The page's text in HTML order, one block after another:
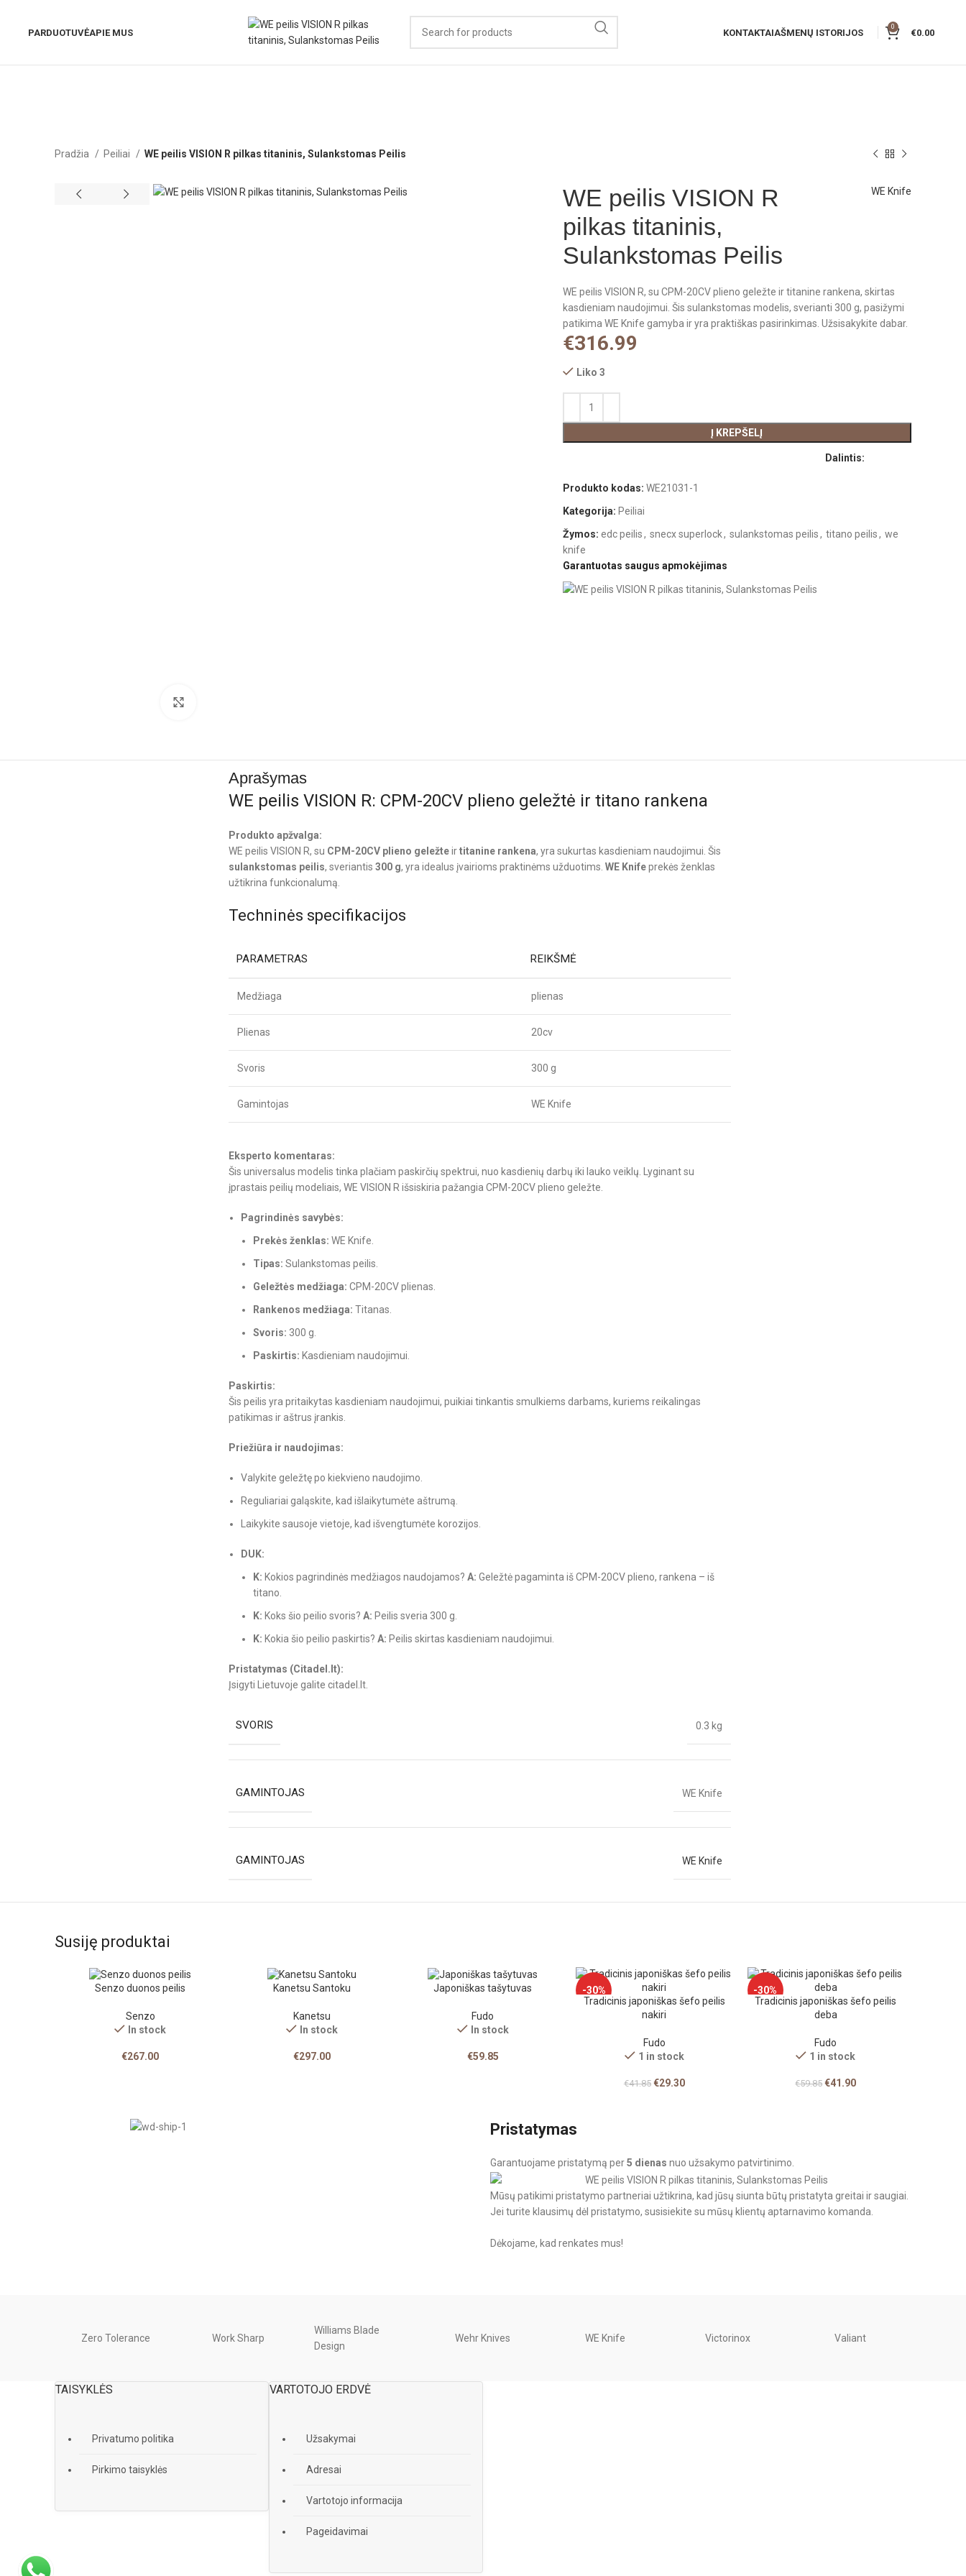
PARDUOTUVĖAPIE MUS KONTAKTAIAŠMENŲ ISTORIJOS
0
€0.00
Pradžia Peiliai WE peilis VISION R pilkas titaninis, Sulankstomas Peilis
WE peilis VISION R
pilkas titaninis,
Sulankstomas Peilis
WE Knife
WE peilis VISION R, su CPM-20CV plieno geležte ir titanine rankena, skirtas
kasdieniam naudojimui. Šis sulankstomas modelis, sverianti 300 g, pasižymi
patikima WE Knife gamyba ir yra praktiškas pasirinkimas. Užsisakykite dabar.
€316.99
Liko 3
Į KREPŠELĮ
Dalintis:
Produkto kodas: WE21031-1
Kategorija: Peiliai
Žymos: edc peilis, snecx superlock, sulankstomas peilis, titano peilis, we
knife
Garantuotas saugus apmokėjimas
Aprašymas
WE peilis VISION R: CPM-20CV plieno geležtė ir titano rankena
Produkto apžvalga:
WE peilis VISION R, su CPM-20CV plieno geležteirtitanine rankena, yra sukurtas kasdieniam naudojimui. Šis
sulankstomas peilis, sveriantis300 g, yra idealus įvairioms praktinėms užduotims.WE Knifeprekės ženklas
užtikrina funkcionalumą.
Techninės specifikacijos
PARAMETRAS REIKŠMĖ
Medžiaga plienas
Plienas 20cv
Svoris 300 g
Gamintojas WE Knife
Eksperto komentaras:
Šis universalus modelis tinka plačiam paskirčių spektrui, nuo kasdienių darbų iki lauko veiklų. Lyginant su
įprastais peilių modeliais, WE VISION R išsiskiria pažangia CPM-20CV plieno geležte.
Pagrindinės savybės:
Prekės ženklas: WE Knife.
Tipas: Sulankstomas peilis.
Geležtės medžiaga: CPM-20CV plienas.
Rankenos medžiaga: Titanas.
Svoris: 300 g.
Paskirtis: Kasdieniam naudojimui.
Paskirtis:
Šis peilis yra pritaikytas kasdieniam naudojimui, puikiai tinkantis smulkiems darbams, kuriems reikalingas
patikimas ir aštrus įrankis.
Priežiūra ir naudojimas:
Valykite geležtę po kiekvieno naudojimo.
Reguliariai galąskite, kad išlaikytumėte aštrumą.
Laikykite sausoje vietoje, kad išvengtumėte korozijos.
DUK:
K: Kokios pagrindinės medžiagos naudojamos?A: Geležtė pagaminta iš CPM-20CV plieno, rankena – iš
titano.
K: Koks šio peilio svoris?A: Peilis sveria 300 g.
K: Kokia šio peilio paskirtis?A: Peilis skirtas kasdieniam naudojimui.
Pristatymas (Citadel.lt):
Įsigyti Lietuvoje galite citadel.lt.
SVORIS 0.3 kg
GAMINTOJAS WE Knife
GAMINTOJAS WE Knife
Susiję produktai
Senzo duonos peilis
Senzo
In stock
€267.00
Kanetsu Santoku
Kanetsu
In stock
€297.00
Japoniškas tašytuvas
Fudo
In stock
€59.85
-30%
Tradicinis japoniškas šefo peilis
nakiri
Fudo
1 in stock
€41.85 €29.30
-30%
Tradicinis japoniškas šefo peilis
deba
Fudo
1 in stock
€59.85 €41.90
Pristatymas
Garantuojame pristatymą per5 dienas nuo užsakymo patvirtinimo.
Mūsų patikimi pristatymo partneriai užtikrina, kad jūsų siunta būtų pristatyta greitai ir saugiai.
Jei turite klausimų dėl pristatymo, susisiekite su mūsų klientų aptarnavimo komanda.
Dėkojame, kad renkates mus!
Zero Tolerance Work Sharp
Williams Blade
Design
Wehr Knives WE Knife Victorinox Valiant
TAISYKLĖS
Privatumo politika
Pirkimo taisyklės
VARTOTOJO ERDVĖ
Užsakymai
Adresai
Vartotojo informacija
Pageidavimai